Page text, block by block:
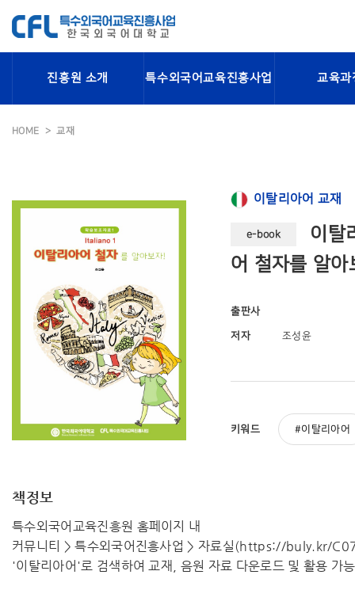
진흥원 소개 특수외국어교육진흥사업 교육과
HOME 교재
이탈리아어 교재
e-book
이탈
어 철자를 알아
출판사
저자 조성윤
키워드 이탈리아어
책정보
특수외국어교육진흥원 홈페이지 내
커뮤니티 > 특수외국어진흥사업 > 자료실(https://buly.kr/
'이탈리아어'로 검색하여 교재, 음원 자료 다운로드 및 활용 가